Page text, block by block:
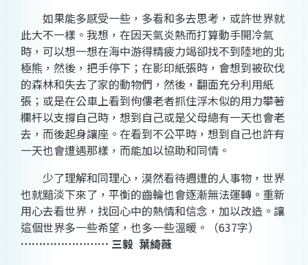
如果能多感受一些，多看和多去思考，或許世界就
此大不一樣。我想，在因天氣炎熱而打算動手開冷氣
時，可以想一想在海中游得精疲力竭卻找不到陸地的北
極熊，然後，把手停下；在影印紙張時，會想到被砍伐
的森林和失去了家的動物們，然後，翻面充分利用紙
張；或是在公車上看到佝僂老者抓住浮木似的用力攀著
欄杆以支撐自己時，想到自己或是父母總有一天也會老
去，而後起身讓座。在看到不公平時，想到自己也許有
一天也會遭遇那樣，而能加以協助和同情。
少了理解和同理心，漠然看待週遭的人事物，世界
也就黯淡下來了，平衡的齒輪也會逐漸無法運轉。重新
用心去看世界，找回心中的熱情和信念，加以改造。讓
這個世界多一些希望，也多一些溫暖。
（637字）
…………………… 三毅 葉綺薇